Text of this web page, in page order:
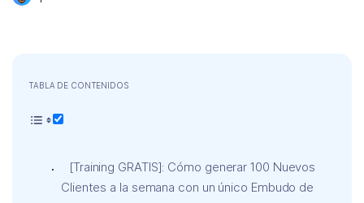
TABLA DE CONTENIDOS
[Training GRATIS]: Cómo generar 100 Nuevos
Clientes a la semana con un único Embudo de